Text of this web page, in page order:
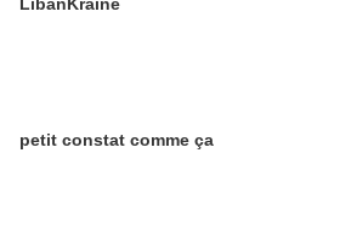
petit constat comme ça